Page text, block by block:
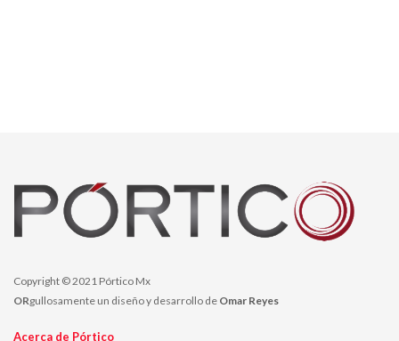
Copyright © 2021 Pórtico Mx
ORgullosamente un diseño y desarrollo de Omar Reyes
Acerca de Pórtico